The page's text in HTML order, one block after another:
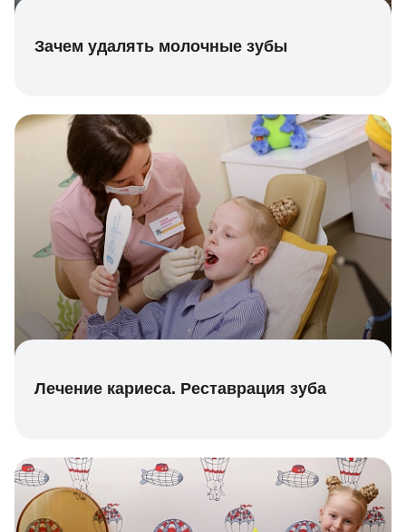
Зачем удалять молочные зубы
Лечение кариеса. Реставрация зуба